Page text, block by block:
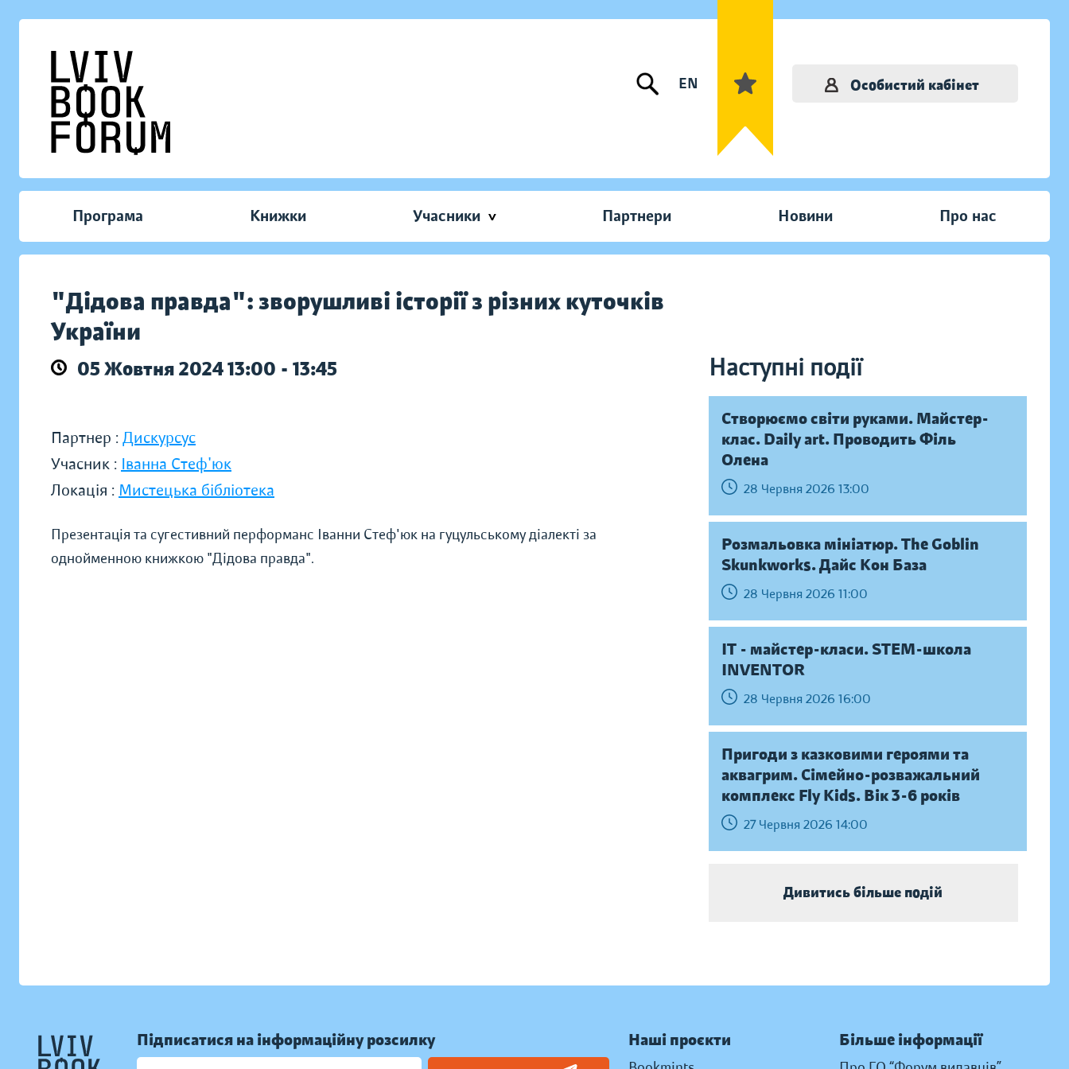
EN Особистий кабінет
Програма Книжки Учасники Партнери Новини Про нас
"Дідова правда": зворушливі історії з різних куточків
України
05 Жовтня 2024 13:00 - 13:45 Наступні події
Партнер : Дискурсус
Учасник : Іванна Стеф'юк
Локація : Мистецька бібліотека
Презентація та сугестивний перформанс Іванни Стеф'юк на гуцульському діалекті за
однойменною книжкою "Дідова правда".
Створюємо світи руками. Майстер-
клас. Daily art. Проводить Філь
Олена
28 Червня 2026 13:00
Розмальовка мініатюр. The Goblin
Skunkworks. Дайс Кон База
28 Червня 2026 11:00
IT - майстер-класи. STEM-школа
INVENTOR
28 Червня 2026 16:00
Пригоди з казковими героями та
аквагрим. Сімейно-розважальний
комплекс Fly Kids. Вік 3-6 років
27 Червня 2026 14:00
Дивитись більше подій
Підписатися на інформаційну розсилку Наші проєкти Більше інформації